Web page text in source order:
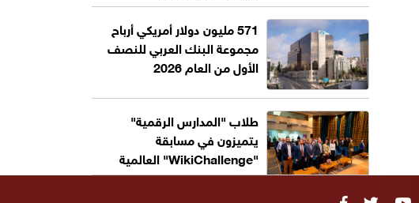
571 مليون دولار أمريكي أرباح
مجموعة البنك العربي للنصف
الأول من العام 2026
طلاب "المدارس الرقمية"
يتميزون في مسابقة
"WikiChallenge" العالمية